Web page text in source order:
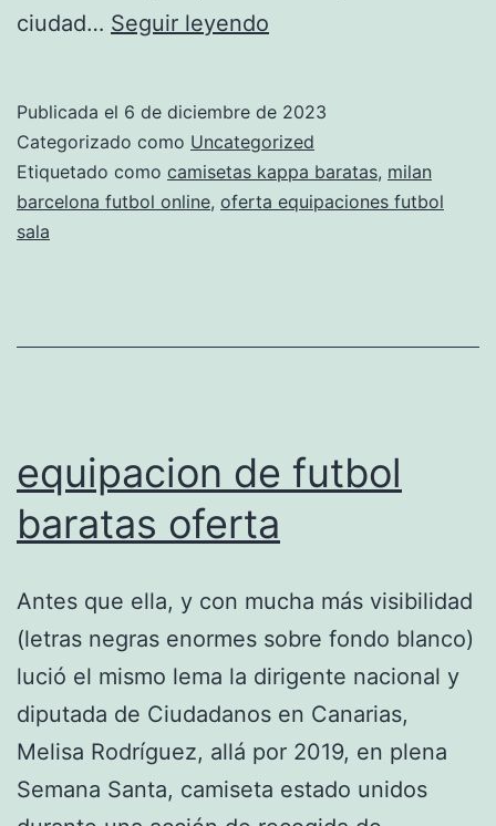
ciudad… Seguir leyendo
futbol
Publicada el 6 de diciembre de 2023
Categorizado como Uncategorized
Etiquetado como camisetas kappa baratas, milan
barcelona futbol online, oferta equipaciones futbol
sala
equipacion de futbol
baratas oferta
Antes que ella, y con mucha más visibilidad
(letras negras enormes sobre fondo blanco)
lució el mismo lema la dirigente nacional y
diputada de Ciudadanos en Canarias,
Melisa Rodríguez, allá por 2019, en plena
Semana Santa, camiseta estado unidos